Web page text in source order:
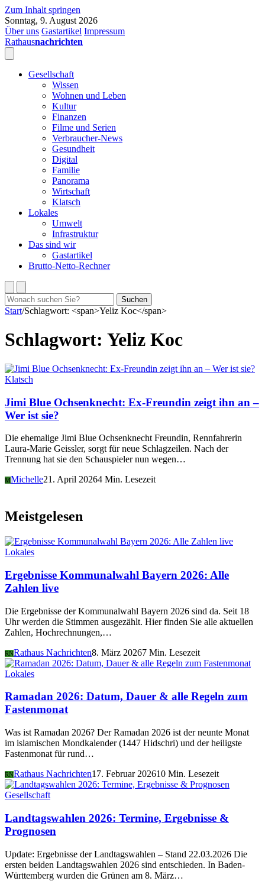
Zum Inhalt springen
Sonntag, 9. August 2026
Über uns Gastartikel Impressum
Rathausnachrichten
Gesellschaft
Wissen
Wohnen und Leben
Kultur
Finanzen
Filme und Serien
Verbraucher-News
Gesundheit
Digital
Familie
Panorama
Wirtschaft
Klatsch
Lokales
Umwelt
Infrastruktur
Das sind wir
Gastartikel
Brutto-Netto-Rechner
Suchen
nach:
Suchen
Start/Schlagwort: <span>Yeliz Koc</span>
Schlagwort: Yeliz Koc
Klatsch
Jimi Blue Ochsenknecht: Ex-Freundin zeigt ihn an –
Wer ist sie?
Die ehemalige Jimi Blue Ochsenknecht Freundin, Rennfahrerin
Laura-Marie Geissler, sorgt für neue Schlagzeilen. Nach der
Trennung hat sie den Schauspieler nun wegen…
MMichelle21. April 20264 Min. Lesezeit
Meistgelesen
Lokales
Ergebnisse Kommunalwahl Bayern 2026: Alle
Zahlen live
Die Ergebnisse der Kommunalwahl Bayern 2026 sind da. Seit 18
Uhr werden die Stimmen ausgezählt. Hier finden Sie alle aktuellen
Zahlen, Hochrechnungen,…
RNRathaus Nachrichten8. März 20267 Min. Lesezeit
Lokales
Ramadan 2026: Datum, Dauer & alle Regeln zum
Fastenmonat
Was ist Ramadan 2026? Der Ramadan 2026 ist der neunte Monat
im islamischen Mondkalender (1447 Hidschri) und der heiligste
Fastenmonat für rund…
RNRathaus Nachrichten17. Februar 202610 Min. Lesezeit
Gesellschaft
Landtagswahlen 2026: Termine, Ergebnisse &
Prognosen
Update: Ergebnisse der Landtagswahlen – Stand 22.03.2026 Die
ersten beiden Landtagswahlen 2026 sind entschieden. In Baden-
Württemberg wurden die Grünen am 8. März…